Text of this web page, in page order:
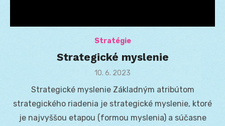
Stratégie
Strategické myslenie
Posted
10. 6. 2023
Strategické myslenie Základným atribútom
strategického riadenia je strategické myslenie, ktoré
je najvyššou etapou (formou myslenia) a súčasne